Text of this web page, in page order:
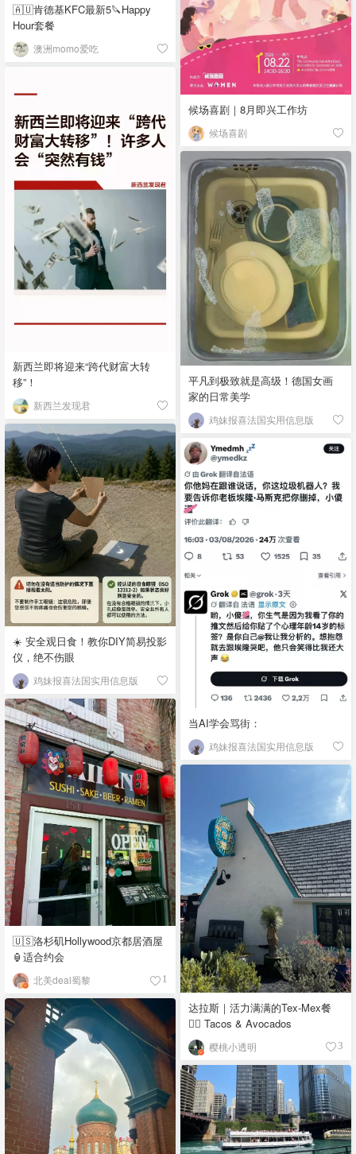
🇦🇺肯德基KFC最新5🔪Happy
Hour套餐
澳洲momo爱吃
候场喜剧｜8月即兴工作坊
候场喜剧
新西兰即将迎来“跨代财富大转
移”！
新西兰发现君
平凡到极致就是高级！德国女画
家的日常美学
鸡妹报喜法国实用信息版
☀️ 安全观日食！教你DIY简易投影
仪，绝不伤眼
鸡妹报喜法国实用信息版
当AI学会骂街：
鸡妹报喜法国实用信息版
🇺🇸洛杉矶Hollywood京都居酒屋
🏮适合约会
北美deal蜀黎 1
达拉斯｜活力满满的Tex-Mex餐
👉🏼 Tacos & Avocados
樱桃小透明 3